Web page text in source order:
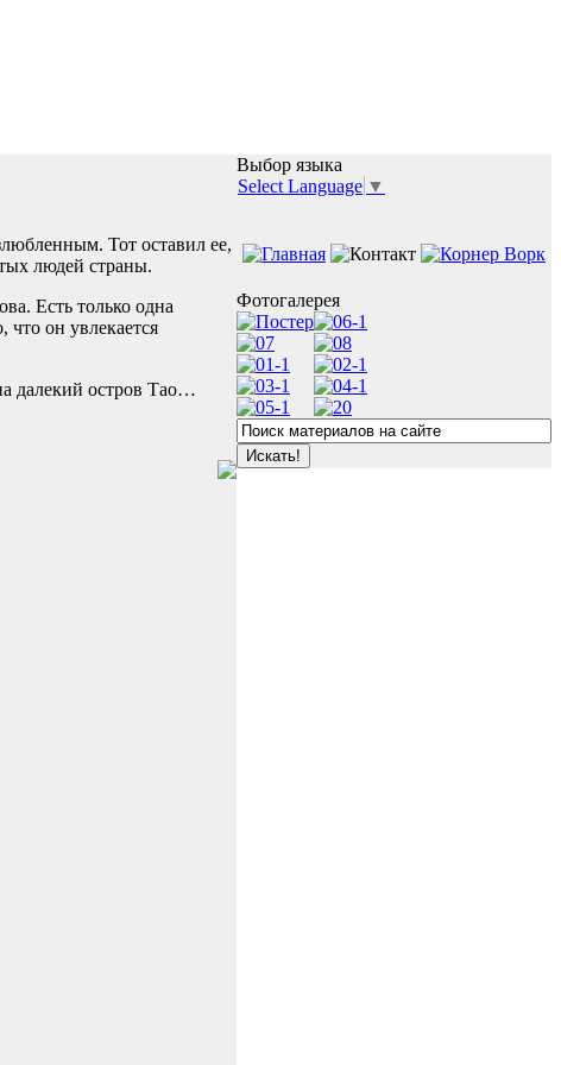
Тот оставил ее,
людей страны.
Есть только одна
что он увлекается
далекий остров Тао…
Выбор языка
Select Language ▼
Фотогалерея